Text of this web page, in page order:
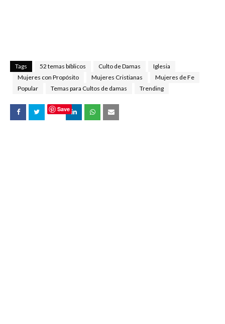
Tags 52 temas bíblicos Culto de Damas
Iglesia
Mujeres con Propósito
Mujeres Cristianas
Mujeres de Fe
Popular
Temas para Cultos de damas Trending
Save